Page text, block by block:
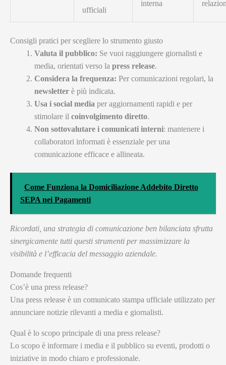
ufficiali
interna
Consigli pratici per scegliere lo strumento giusto
Valuta il pubblico: Se vuoi raggiungere giornalisti e
media, orientati verso la press release.
Considera la frequenza: Per comunicazioni regolari, la
newsletter è più indicata.
Usa i social media per aggiornamenti rapidi e per
stimolare il coinvolgimento diretto.
Non sottovalutare i comunicati interni: mantenere i
collaboratori informati è essenziale per una
comunicazione efficace e allineata.
Come Funziona la Domiciliazione Addebito Diretto
SEPA nei Pagamenti
Ricordati, una strategia di comunicazione ben bilanciata sfrutta
sinergicamente tutti questi strumenti per massimizzare la
visibilità e l’efficacia del messaggio aziendale.
Domande frequenti
Cos’è una press release?
Una press release è un comunicato stampa ufficiale utilizzato per
annunciare notizie rilevanti a media e giornalisti.
Qual è lo scopo principale di una press release?
Lo scopo è informare i media e il pubblico su eventi, prodotti o
iniziative in modo chiaro e professionale.